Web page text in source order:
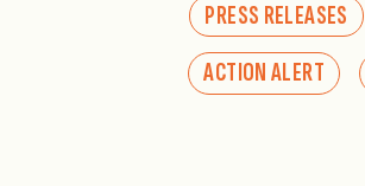
PRESS RELEASES
ACTION ALERT